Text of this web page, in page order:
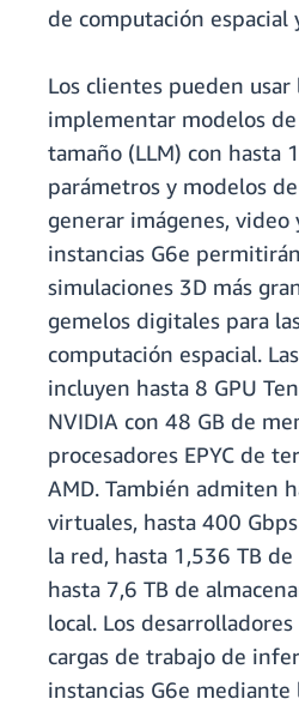
de computación espacial
Los clientes pueden usar
implementar modelos
tamaño (LLM) con hasta
parámetros y modelos
generar imágenes, video
instancias G6e
simulaciones 3D más
gemelos digitales para
computación espacial.
incluyen hasta 8 GPU
NVIDIA con 48 GB de
procesadores EPYC de
AMD. También admiten
virtuales, hasta 400
la red, hasta 1,536 TB
hasta 7,6 TB de
local. Los
cargas de trabajo de
instancias G6e